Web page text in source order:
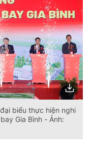
biểu thực hiện nghi
Gia Bình - Ảnh: